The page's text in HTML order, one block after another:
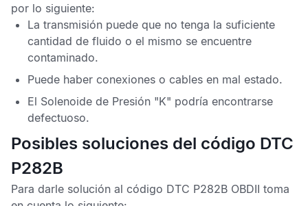
por lo siguiente:
La transmisión puede que no tenga la suficiente
cantidad de fluido o el mismo se encuentre
contaminado.
Puede haber conexiones o cables en mal estado.
El Solenoide de Presión "K" podría encontrarse
defectuoso.
Posibles soluciones del código DTC
P282B
Para darle solución al código DTC P282B OBDII toma